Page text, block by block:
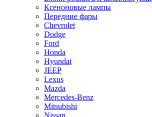
Ксеноновые лампы
Передние фары
Chevrolet
Dodge
Ford
Honda
Hyundai
JEEP
Lexus
Mazda
Mercedes-Benz
Mitsubishi
Nissan